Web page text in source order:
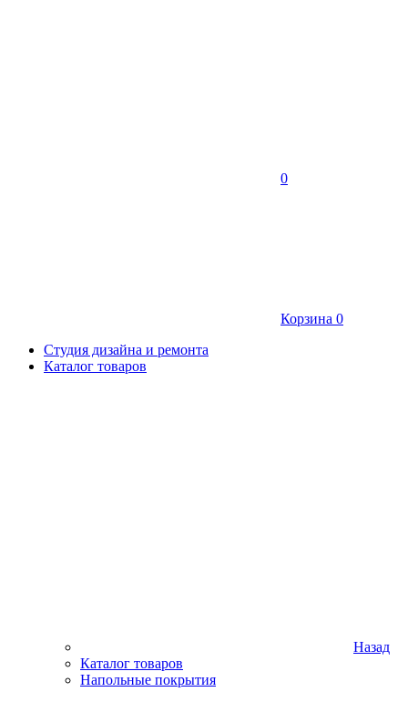
0
Корзина 0
Студия дизайна и ремонта
Каталог товаров
Назад
Каталог товаров
Напольные покрытия